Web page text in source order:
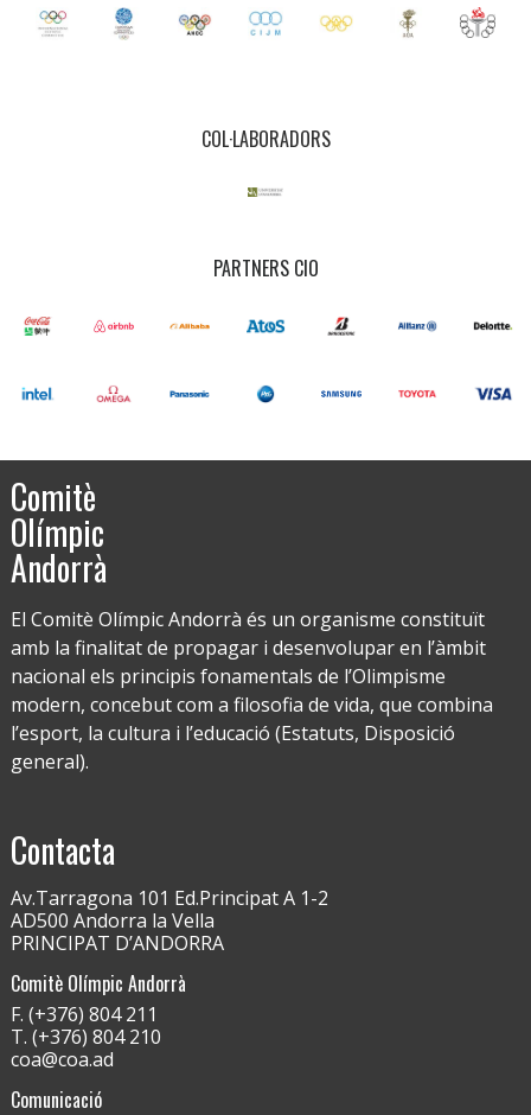
COL·LABORADORS
PARTNERS CIO
Comitè
Olímpic
Andorrà
El Comitè Olímpic Andorrà és un organisme constituït
amb la finalitat de propagar i desenvolupar en l’àmbit
nacional els principis fonamentals de l’Olimpisme
modern, concebut com a filosofia de vida, que combina
l’esport, la cultura i l’educació (Estatuts, Disposició
general).
Contacta
Av.Tarragona 101 Ed.Principat A 1-2
AD500 Andorra la Vella
PRINCIPAT D’ANDORRA
Comitè Olímpic Andorrà
F. (+376) 804 211
T. (+376) 804 210
coa@coa.ad
Comunicació